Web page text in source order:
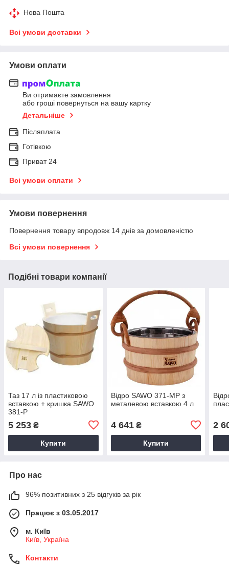
Нова Пошта
Всі умови доставки
Умови оплати
Ви отримаєте замовлення
або гроші повернуться на вашу картку
Детальніше
Післяплата
Готівкою
Приват 24
Всі умови оплати
Умови повернення
Повернення товару впродовж 14 днів за домовленістю
Всі умови повернення
Подібні товари компанії
Таз 17 л із пластиковою
вставкою + кришка SAWO
381-P
5 253 ₴
Купити
Відро SAWO 371-MP з
металевою вставкою 4 л
4 641₴
Купити
2
Про нас
96% позитивних з 25 відгуків за рік
Працює з 03.05.2017
м. Київ
Київ, Україна
Контакти